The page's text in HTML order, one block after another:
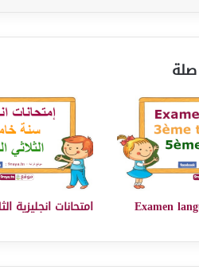
Examen امتحانات انجليزية